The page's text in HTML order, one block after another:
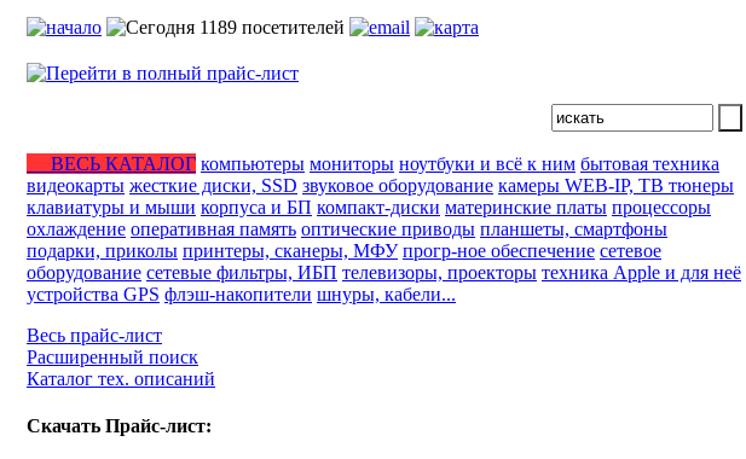
ВЕСЬ КАТАЛОГ компьютеры мониторы ноутбуки и всё к ним бытовая техника
видеокарты жесткие диски, SSD звуковое оборудование камеры WEB-IP, ТВ тюнеры
клавиатуры и мыши корпуса и БП компакт-диски материнские платы процессоры
охлаждение оперативная память оптические приводы планшеты, смартфоны
подарки, приколы принтеры, сканеры, МФУ прогр-ное обеспечение сетевое
оборудование сетевые фильтры, ИБП телевизоры, проекторы техника Apple и для неё
устройства GPS флэш-накопители шнуры, кабели...
Весь прайс-лист
Расширенный поиск
Каталог тех. описаний
Скачать Прайс-лист: